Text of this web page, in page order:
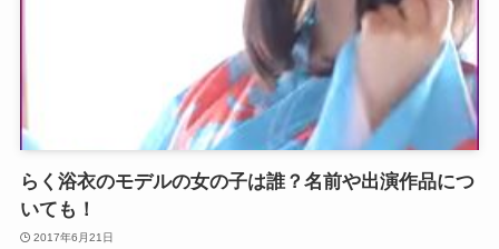
らく浴衣のモデルの女の子は誰？名前や出演作品につ
いても！
2017年6月21日